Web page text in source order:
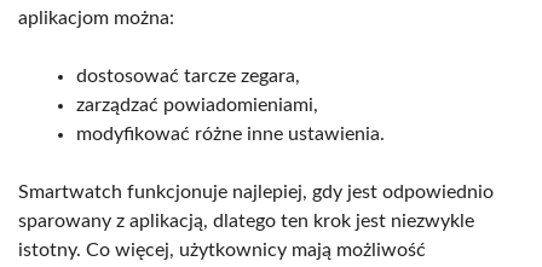
aplikacjom można:
dostosować tarcze zegara,
zarządzać powiadomieniami,
modyfikować różne inne ustawienia.
Smartwatch funkcjonuje najlepiej, gdy jest odpowiednio
sparowany z aplikacją, dlatego ten krok jest niezwykle
istotny. Co więcej, użytkownicy mają możliwość